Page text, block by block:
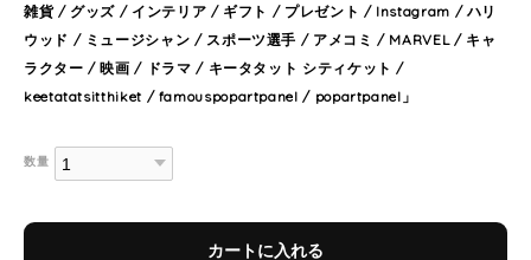
雑貨 / グッズ / インテリア / ギフト / プレゼント / Instagram / ハリ
ウッド / ミュージシャン / スポーツ選手 / アメコミ / MARVEL / キャ
ラクター / 映画 / ドラマ / キータタット シティケット /
keetatatsitthiket / famouspopartpanel / popartpanel」
数量
カートに入れる